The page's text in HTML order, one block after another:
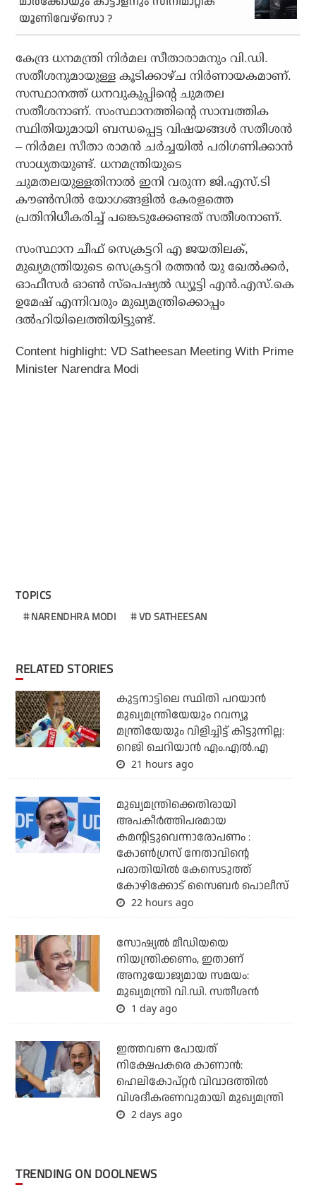
യൂണിവേഴ്സൊ ?
കേന്ദ്ര ധനമന്ത്രി നിര്‍മല സീതാരാമനും വി.ഡി.
സതീശനുമായുള്ള കൂടിക്കാഴ്ച നിര്‍ണായകമാണ്.
സസ്ഥാനത്ത് ധനവുകുപ്പിന്റെ ചുമതല
സതീശനാണ്. സംസ്ഥാനത്തിന്റെ സാമ്പത്തിക
സ്ഥിതിയുമായി ബന്ധപ്പെട്ട വിഷയങ്ങള്‍ സതീശന്‍
– നിര്‍മല സീതാ രാമന്‍ ചര്‍ച്ചയില്‍ പരിഗണിക്കാന്‍
സാധ്യതയുണ്ട്. ധനമന്ത്രിയുടെ
ചുമതലയുള്ളതിനാല്‍ ഇനി വരുന്ന ജി.എസ്.ടി
കൗണ്‍സില്‍ യോഗങ്ങളില്‍ കേരളത്തെ
പ്രതിനിധീകരിച്ച് പങ്കെടുക്കേണ്ടത് സതീശനാണ്.
സംസ്ഥാന ചീഫ് സെക്രട്ടറി എ ജയതിലക്,
മുഖ്യമന്ത്രിയുടെ സെക്രട്ടറി രത്തന്‍ യു ഖേല്‍ക്കര്‍,
ഓഫീസര്‍ ഓണ്‍ സ്‌പെഷ്യല്‍ ഡ്യൂട്ടി എന്‍.എസ്.കെ
ഉമേഷ് എന്നിവരും മുഖ്യമന്ത്രിക്കൊപ്പം
ദല്‍ഹിയിലെത്തിയിട്ടുണ്ട്.
Content highlight: VD Satheesan Meeting With Prime
Minister Narendra Modi
TOPICS
NARENDHRA MODI VD SATHEESAN
RELATED STORIES
കുട്ടനാട്ടിലെ സ്ഥിതി പറയാന്‍
മുഖ്യമന്ത്രിയേയും റവന്യൂ
മന്ത്രിയേയും വിളിച്ചിട്ട് കിട്ടുന്നില്ല:
റെജി ചെറിയാന്‍ എം.എല്‍.എ
21 hours ago
മുഖ്യമന്ത്രിക്കെതിരായി
അപകീര്‍ത്തിപരമായ
കമന്റിട്ടുവെന്നാരോപണം :
കോണ്‍ഗ്രസ് നേതാവിന്റെ
പരാതിയില്‍ കേസെടുത്ത്
കോഴിക്കോട് സൈബര്‍ പൊലീസ്
22 hours ago
സോഷ്യല്‍ മീഡിയയെ
നിയന്ത്രിക്കണം, ഇതാണ്
അനുയോജ്യമായ സമയം:
മുഖ്യമന്ത്രി വി.ഡി. സതീശന്‍
1 day ago
ഇത്തവണ പോയത്
നിക്ഷേപകരെ കാണാന്‍:
ഹെലികോപ്റ്റര്‍ വിവാദത്തില്‍
വിശദീകരണവുമായി മുഖ്യമന്ത്രി
2 days ago
TRENDING ON DOOLNEWS